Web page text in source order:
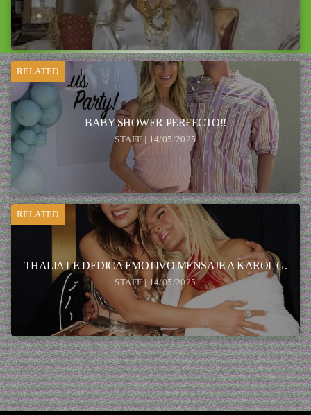
RELATED
BABY SHOWER PERFECTO!!
STAFF | 14/05/2025
RELATED
THALIA LE DEDICA EMOTIVO MENSAJE A KAROL G.
STAFF | 14/05/2025